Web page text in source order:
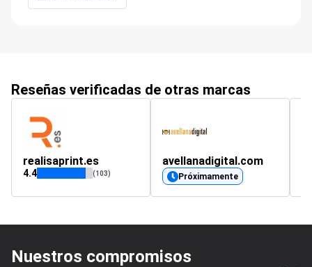
Reseñas verificadas de otras marcas
realisaprint.es
4.4 (103)
avellanadigital.com
Próximamente
Nuestros compromisos